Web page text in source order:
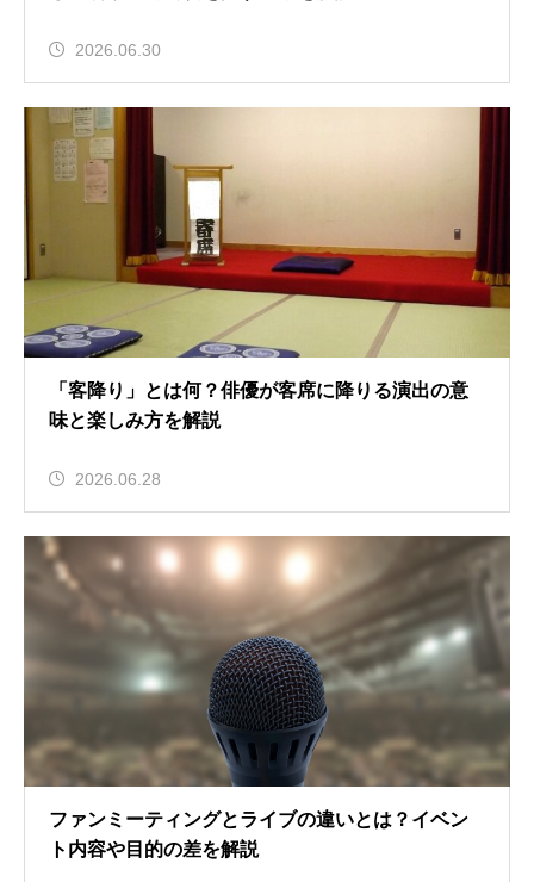
2026.06.30
「客降り」とは何？俳優が客席に降りる演出の意
味と楽しみ方を解説
2026.06.28
ファンミーティングとライブの違いとは？イベン
ト内容や目的の差を解説